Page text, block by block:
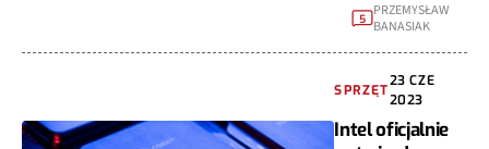
5
PRZEMYSŁAW
BANASIAK
SPRZĘT
23 CZE
2023
Intel oficjalnie